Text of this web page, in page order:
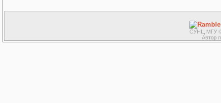
СУНЦ МГУ ©
Автор